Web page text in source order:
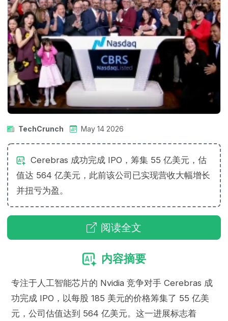
TechCrunch May 14 2026
Cerebras 成功完成 IPO，筹集 55 亿美元，估
值达 564 亿美元，此前该公司已实现营收大幅增长
并扭亏为盈。
阅读全文
内容摘要
专注于人工智能芯片的 Nvidia 竞争对手 Cerebras 成
功完成 IPO，以每股 185 美元的价格筹集了 55 亿美
元，公司估值达到 564 亿美元。这一进展标志着